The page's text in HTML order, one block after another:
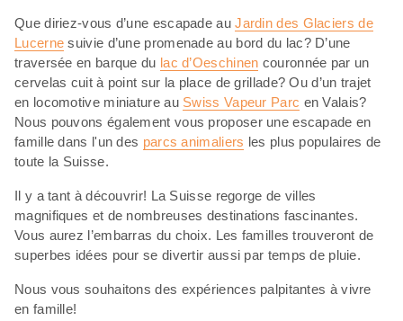
Que diriez-vous d’une escapade auJardin des Glaciers de
Lucerne suivie d’une promenade au bord du lac? D’une
traversée en barque du lac d’Oeschinen couronnée par un
cervelas cuit à point sur la place de grillade? Ou d’un trajet
en locomotive miniature au Swiss Vapeur Parc en Valais?
Nous pouvons également vous proposer une escapade en
famille dans l'un des parcs animaliers les plus populaires de
toute la Suisse.
Il y a tant à découvrir! La Suisse regorge de villes
magnifiques et de nombreuses destinations fascinantes.
Vous aurez l’embarras du choix. Les familles trouveront de
superbes idées pour se divertir aussi par temps de pluie.
Nous vous souhaitons des expériences palpitantes à vivre
en famille!